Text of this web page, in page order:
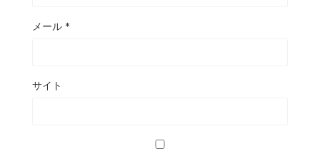
メール *
サイト